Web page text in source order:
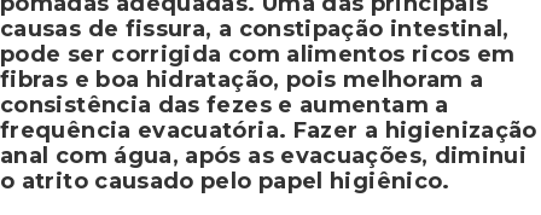
causas de fissura, a constipação intestinal,
pode ser corrigida com alimentos ricos em
fibras e boa hidratação, pois melhoram a
consistência das fezes e aumentam a
frequência evacuatória. Fazer a higienização
anal com água, após as evacuações, diminui
o atrito causado pelo papel higiênico.